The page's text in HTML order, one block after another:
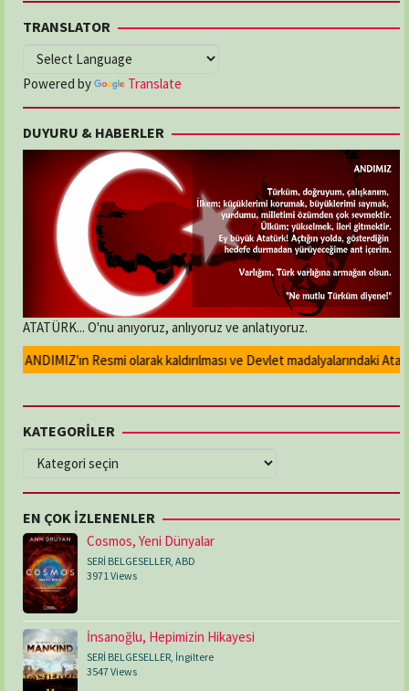
TRANSLATOR
Powered by Translate
DUYURU & HABERLER
ATATÜRK... O'nu anıyoruz, anlıyoruz ve anlatıyoruz.
ANDIMIZ'ın Resmi olarak kaldırılması ve Devlet madalyalarındaki
KATEGORİLER
KATEGORİLER
EN ÇOK İZLENENLER
Cosmos, Yeni Dünyalar
SERİ BELGESELLER, ABD
3971 Views
İnsanoğlu, Hepimizin Hikayesi
SERİ BELGESELLER, İngiltere
3547 Views